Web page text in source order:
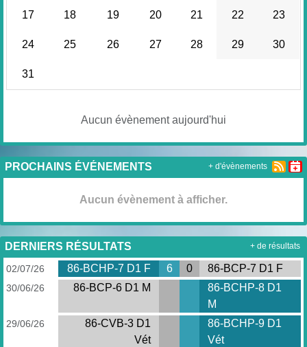
17 18 19 20 21 22 23
24 25 26 27 28 29 30
31
Aucun évènement aujourd'hui
PROCHAINS ÉVÉNEMENTS
Aucun évènement à afficher.
+ d'évènements
DERNIERS RÉSULTATS
02/07/26 86-BCHP-7 D1 F 6 0 86-BCP-7 D1 F
30/06/26 86-BCP-6 D1 M
86-BCHP-8 D1
M
29/06/26
86-CVB-3 D1
Vét
86-BCHP-9 D1
Vét
+ de résultats